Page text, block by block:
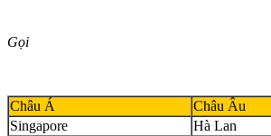
Gọi
Châu Á
Châu Âu
Singapore
Hà Lan